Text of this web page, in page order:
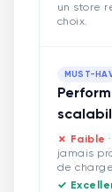
un store
choix.
MUST-
✗ Faible
jamais
de
✓